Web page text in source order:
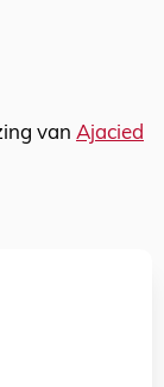
van Ajacied